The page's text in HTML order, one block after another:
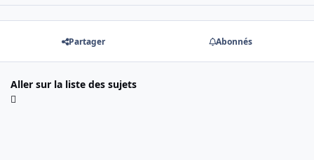
Partager Abonnés
Aller sur la liste des sujets